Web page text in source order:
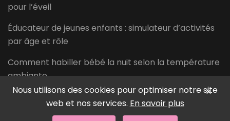
pour l’éveil
Éducateur de jeunes enfants : simulateur d’activités
par âge et rôle
Comment habiller bébé la nuit selon la température
ambiante
×
Nous utilisons des cookies pour optimiser notre site
web et nos services. En savoir plus